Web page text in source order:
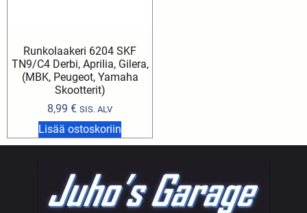
Runkolaakeri 6204 SKF
TN9/C4 Derbi, Aprilia, Gilera,
(MBK, Peugeot, Yamaha
Skootterit)
8,99 € SIS. ALV
Lisää ostoskoriin